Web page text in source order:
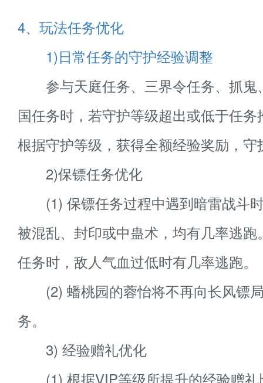
4、玩法任务优化
1)日常任务的守护经验调整
参与天庭任务、三界令任务、抓鬼
国任务时，若守护等级超出或低于任
根据守护等级，获得全额经验奖励，
2)保镖任务优化
(1) 保镖任务过程中遇到暗雷战斗
被混乱、封印或中蛊术，均有几率逃
任务时，敌人气血过低时有几率逃跑。
(2) 蟠桃园的蓉怡将不再向长风镖
务。
3) 经验赠礼优化
(1) 根据VIP等级所提升的经验赠礼